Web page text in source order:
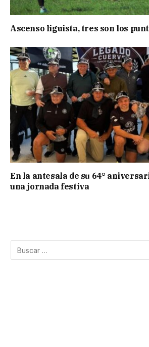
Ascenso liguista, tres son los
En la antesala de su 64°
una jornada festiva